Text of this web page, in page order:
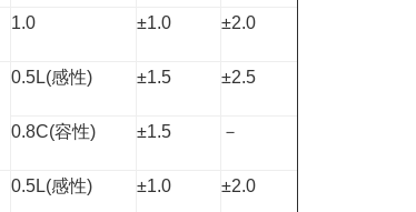
1.0 ±1.0 ±2.0
0.5L(感性) ±1.5 ±2.5
0.8C(容性) ±1.5 －
0.5L(感性) ±1.0 ±2.0